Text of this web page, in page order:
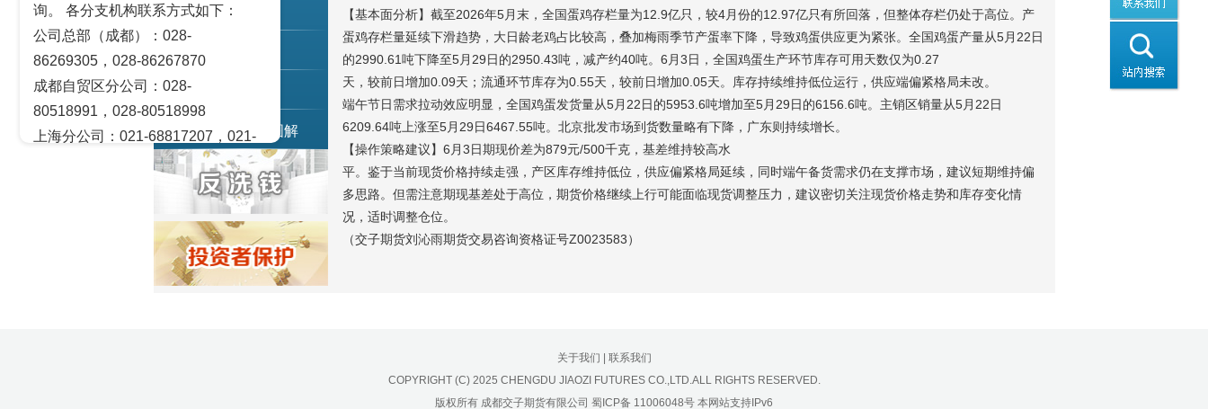
交易策论
宏观金融数据图解
【基本面分析】截至2026年5月末，全国蛋鸡存栏量为12.9亿只，较4月份的12.97亿只有所回落，但整体存栏仍处于高位。产
蛋鸡存栏量延续下滑趋势，大日龄老鸡占比较高，叠加梅雨季节产蛋率下降，导致鸡蛋供应更为紧张。全国鸡蛋产量从5月22日
的2990.61吨下降至5月29日的2950.43吨，减产约40吨。6月3日，全国鸡蛋生产环节库存可用天数仅为0.27
天，较前日增加0.09天；流通环节库存为0.55天，较前日增加0.05天。库存持续维持低位运行，供应端偏紧格局未改。
端午节日需求拉动效应明显，全国鸡蛋发货量从5月22日的5953.6吨增加至5月29日的6156.6吨。主销区销量从5月22日
6209.64吨上涨至5月29日6467.55吨。北京批发市场到货数量略有下降，广东则持续增长。
【操作策略建议】6月3日期现价差为879元/500千克，基差维持较高水
平。鉴于当前现货价格持续走强，产区库存维持低位，供应偏紧格局延续，同时端午备货需求仍在支撑市场，建议短期维持偏
多思路。但需注意期现基差处于高位，期货价格继续上行可能面临现货调整压力，建议密切关注现货价格走势和库存变化情
况，适时调整仓位。
（交子期货刘沁雨期货交易咨询资格证号Z0023583）
关于我们
联系我们
COPYRIGHT (C) 2025 CHENGDU JIAOZI FUTURES CO.,LTD.ALL RIGHTS RESERVED.
版权所有 成都交子期货有限公司 蜀ICP备 11006048号 本网站支持IPv6
询。 各分支机构联系方式如下：
公司总部（成都）：028-
86269305，028-86267870
成都自贸区分公司：028-
80518991，028-80518998
上海分公司：021-68817207，021-
北京营业部：010-65005128
广州营业部：020-28129909，020-
青岛营业部：0532-83101951、